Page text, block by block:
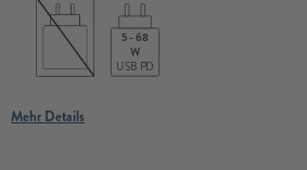
5 - 68
W
USB PD
Mehr Details